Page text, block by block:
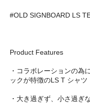
#OLD SIGNBOARD LS
Product Features
・コラボレーションの為
ックが特徴のLS T シャツ
・大き過ぎず、小さ過ぎ